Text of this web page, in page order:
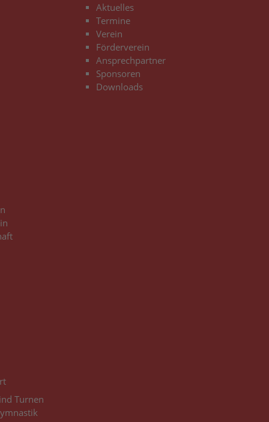
Turnen
Aktuelles
Termine
Verein
Förderverein
Ansprechpartner
Sponsoren
Downloads